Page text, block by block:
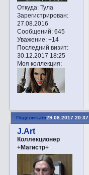
Откуда:Тула
Зарегистрирован:
27.08.2016
Сообщений:645
Уважение: +14
Последний визит:
30.12.2017 18:25
Моя коллекция:
Поделиться29.08.2017 20:37
J.Art
Коллекционер
+Магистр+